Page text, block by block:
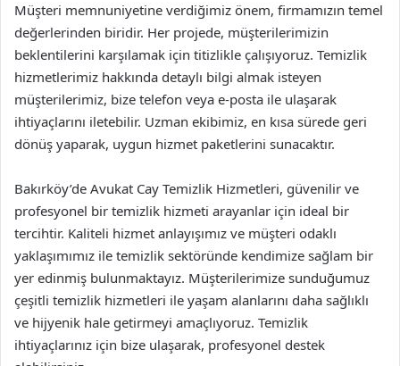
Müşteri memnuniyetine verdiğimiz önem, firmamızın temel
değerlerinden biridir. Her projede, müşterilerimizin
beklentilerini karşılamak için titizlikle çalışıyoruz. Temizlik
hizmetlerimiz hakkında detaylı bilgi almak isteyen
müşterilerimiz, bize telefon veya e-posta ile ulaşarak
ihtiyaçlarını iletebilir. Uzman ekibimiz, en kısa sürede geri
dönüş yaparak, uygun hizmet paketlerini sunacaktır.
Bakırköy’de Avukat Cay Temizlik Hizmetleri, güvenilir ve
profesyonel bir temizlik hizmeti arayanlar için ideal bir
tercihtir. Kaliteli hizmet anlayışımız ve müşteri odaklı
yaklaşımımız ile temizlik sektöründe kendimize sağlam bir
yer edinmiş bulunmaktayız. Müşterilerimize sunduğumuz
çeşitli temizlik hizmetleri ile yaşam alanlarını daha sağlıklı
ve hijyenik hale getirmeyi amaçlıyoruz. Temizlik
ihtiyaçlarınız için bize ulaşarak, profesyonel destek